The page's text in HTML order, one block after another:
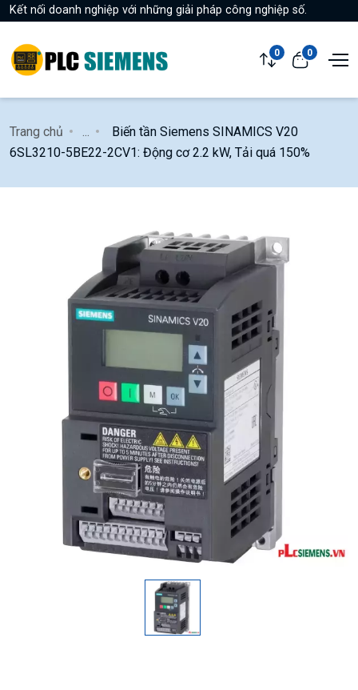
Kết nối doanh nghiệp với những giải pháp công nghiệp số.
0 0
Trang chủ
Biến tần Siemens SINAMICS V20
6SL3210-5BE22-2CV1: Động cơ 2.2 kW, Tải quá 150%